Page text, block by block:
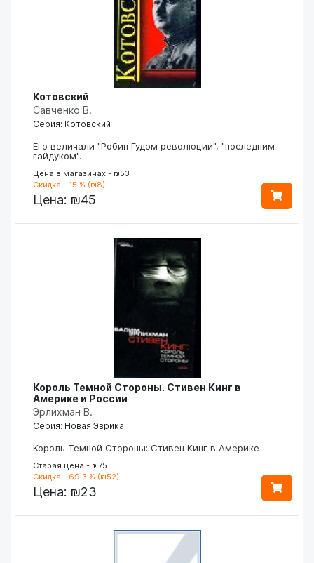
Котовский
Савченко В.
Серия: Котовский
Его величали "Робин Гудом революции", "последним
гайдуком"…
Цена в магазинах - ₪53
Скидка - 15 % (₪8)
Цена: ₪45
Король Темной Стороны. Стивен Кинг в
Америке и России
Эрлихман В.
Серия: Новая Эврика
Король Темной Стороны: Стивен Кинг в Америке
Старая цена - ₪75
Скидка - 69.3 % (₪52)
Цена: ₪23